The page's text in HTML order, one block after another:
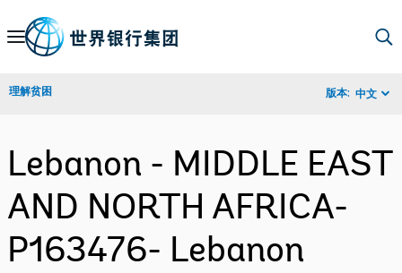
Skip
Navigation
理解贫困 版本: 中文
Lebanon - MIDDLE EAST
AND NORTH AFRICA-
P163476- Lebanon